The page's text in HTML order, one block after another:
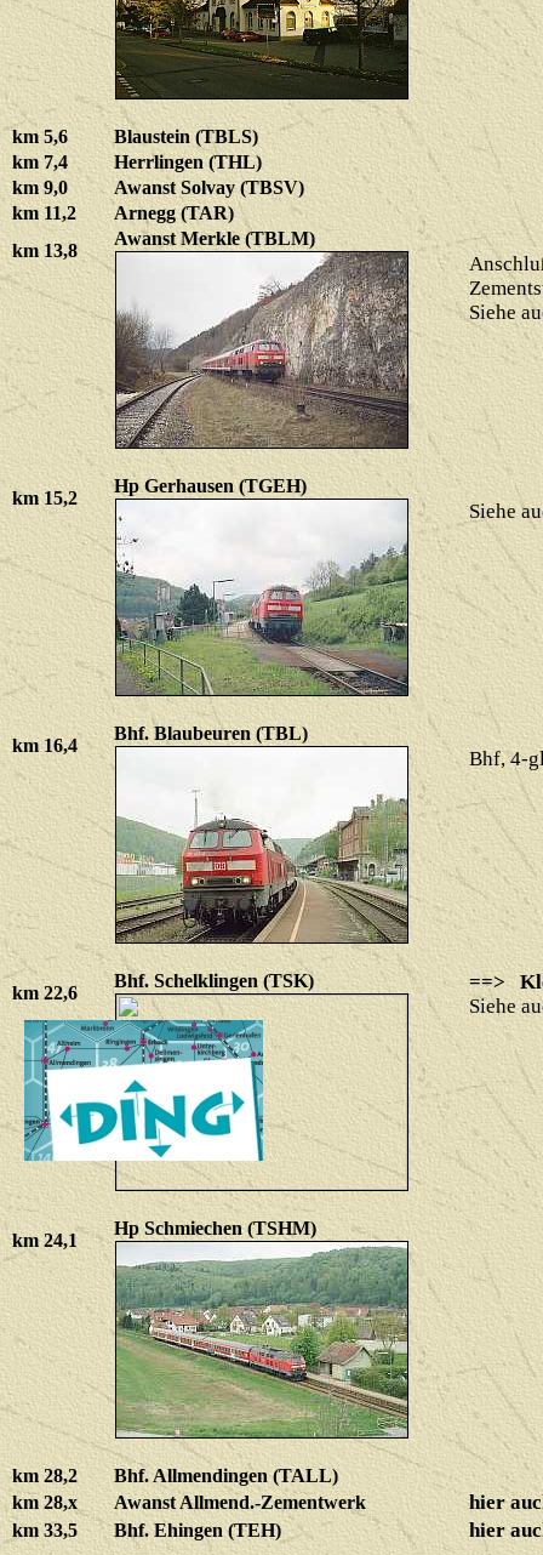
km 5,6
Blaustein (TBLS)
km 7,4
Herrlingen (THL)
km 9,0
Awanst Solvay (TBSV)
km 11,2
Arnegg (TAR)
km 13,8
Awanst Merkle (TBLM)
Siehe
km 15,2
Hp Gerhausen (TGEH)
Siehe
km 16,4
Bhf. Blaubeuren (TBL)
Bhf, 4-
km 22,6
Bhf. Schelklingen (TSK)
==>
Siehe
km 24,1
Hp Schmiechen (TSHM)
km 28,2
Bhf. Allmendingen (TALL)
km 28,x
Awanst Allmend.-Zementwerk hier
km 33,5 Bhf. Ehingen (TEH) hier